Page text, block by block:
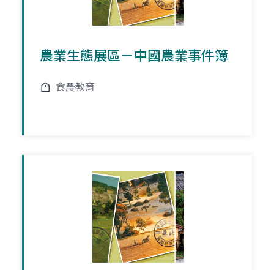
農業生態展區－中國農業事件簿
食農教育